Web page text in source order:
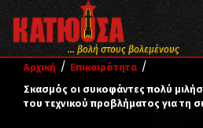
... βολή στους βολεμένους
Αρχική / Επικαιρότητα /
Σκασμός οι συκοφάντες πολύ
του τεχνικού προβλήματος για τη